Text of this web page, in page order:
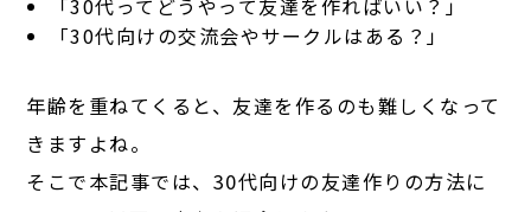
「30代ってどうやって友達を作ればいい？」
「30代向けの交流会やサークルはある？」
年齢を重ねてくると、友達を作るのも難しくなって
きますよね。
そこで本記事では、30代向けの友達作りの方法に